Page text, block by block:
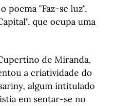
poema "Faz-se luz",
que ocupa uma
de Miranda,
a criatividade do
algum intitulado
em sentar-se no